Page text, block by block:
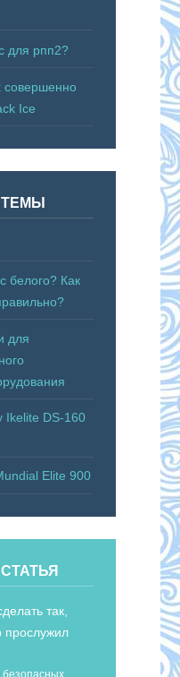
для рпп2?
Ice
ТЕМЫ
белого? Как
для
Ikelite DS-160
Elite 900
так,
прослужил